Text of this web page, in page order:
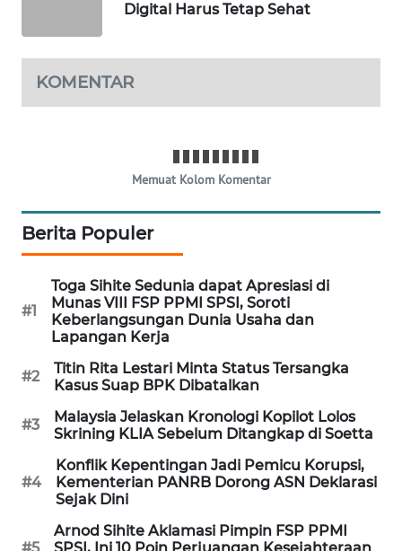
Digital Harus Tetap Sehat
KOMENTAR
Memuat Kolom Komentar
Berita Populer
#1
Toga Sihite Sedunia dapat Apresiasi di
Munas VIII FSP PPMI SPSI, Soroti
Keberlangsungan Dunia Usaha dan
Lapangan Kerja
#2
Titin Rita Lestari Minta Status Tersangka
Kasus Suap BPK Dibatalkan
#3
Malaysia Jelaskan Kronologi Kopilot Lolos
Skrining KLIA Sebelum Ditangkap di Soetta
#4
Konflik Kepentingan Jadi Pemicu Korupsi,
Kementerian PANRB Dorong ASN Deklarasi
Sejak Dini
#5
Arnod Sihite Aklamasi Pimpin FSP PPMI
SPSI, Ini 10 Poin Perjuangan Kesejahteraan
PLN
WATCH
LKKI
KOPEKLIN
PORTAL
KONSUMEN
FORWAMKI
ALPERKLINAS
FORJASIDA